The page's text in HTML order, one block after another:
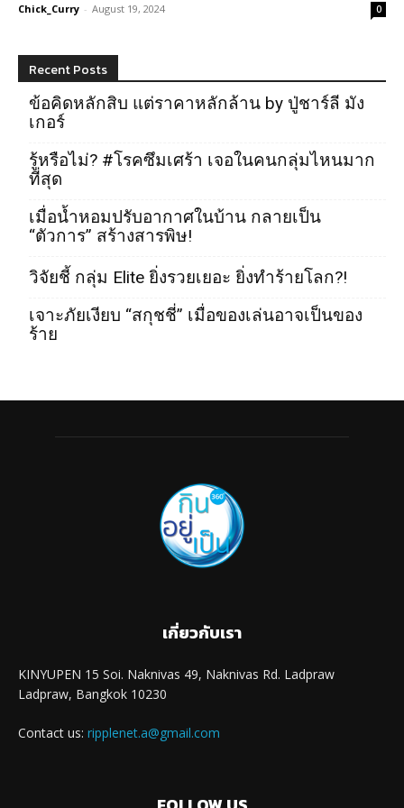
Chick_Curry - August 19, 2024 0
Recent Posts
ข้อคิดหลักสิบ แต่ราคาหลักล้าน by ปู่ชาร์ลี มัง
เกอร์
รู้หรือไม่? #โรคซึมเศร้า เจอในคนกลุ่มไหนมาก
ที่สุด
เมื่อน้ำหอมปรับอากาศในบ้าน กลายเป็น
“ตัวการ” สร้างสารพิษ!
วิจัยชี้ กลุ่ม Elite ยิ่งรวยเยอะ ยิ่งทำร้ายโลก?!
เจาะภัยเงียบ “สกุชชี่” เมื่อของเล่นอาจเป็นของ
ร้าย
เกี่ยวกับเรา
KINYUPEN 15 Soi. Naknivas 49, Naknivas Rd. Ladpraw
Ladpraw, Bangkok 10230
Contact us: ripplenet.a@gmail.com